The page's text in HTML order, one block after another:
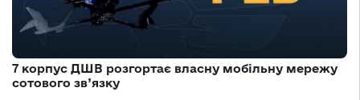
7 корпус ДШВ розгортає власну мобільну мережу
сотового зв’язку